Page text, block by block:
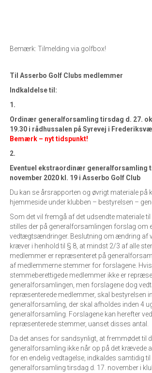
Bemærk: Tilmelding via golfbox!
Til Asserbo Golf Clubs
Indkaldelse til:
1.
Ordinær generalforsamling tirsdag d. 27.
19.30 i rådhussalen på Syrevej i
Bemærk – nyt tidspunkt!
2.
Eventuel ekstraordinær generalforsamling
november 2020 kl. 19 i Asserbo Golf Club
Du kan se årsrapporten og øvrigt materiale på
hjemmeside under klubben – bestyrelsen –
Som det vil fremgå af det udsendte materiale
stilles der på generalforsamlingen forslag om
vedtægtsændringer. Beslutning om ændring af
kræver i henhold til § 8, at mindst 2/3 af alle
medlemmer er repræsenteret på
af medlemmerne stemmer for forslagene.
stemmeberettigede medlemmer ikke er
generalforsamlingen, men forslagene dog
repræsenterede medlemmer, skal bestyrelsen
generalforsamling, der skal afholdes inden 4
generalforsamling. Forslagene kan herefter
repræsenterede stemmer, uanset disses antal.
Da det anses for sandsynligt, at fremmødet til
generalforsamling ikke når op på det krævede
for en endelig vedtagelse, indkaldes samtidig
generalforsamling tirsdag d. 17. november i